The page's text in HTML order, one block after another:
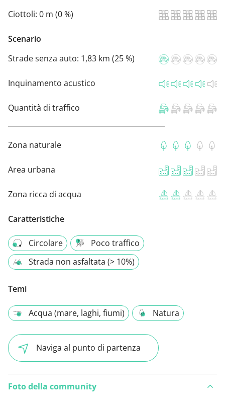
Ciottoli: 0 m (0 %)
Scenario
Strade senza auto: 1,83 km (25 %)
Inquinamento acustico
Quantità di traffico
Zona naturale
Area urbana
Zona ricca di acqua
Caratteristiche
Circolare
Poco traffico
Strada non asfaltata (> 10%)
Temi
Acqua (mare, laghi, fiumi) Natura
Naviga al punto di partenza
Foto della community